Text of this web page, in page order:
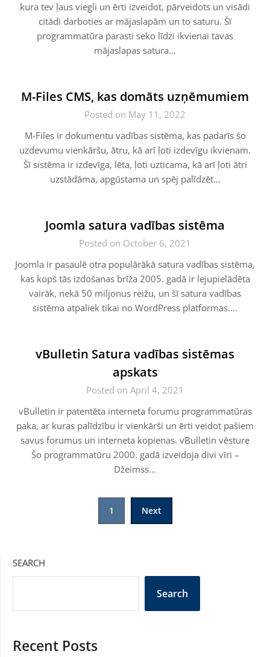
kura tev ļaus viegli un ērti izveidot, pārveidots un visādi
citādi darboties ar mājaslapām un to saturu. Šī
programmatūra parasti seko līdzi ikvienai tavas
mājaslapas satura…
M-Files CMS, kas domāts uzņēmumiem
Posted on May 11, 2022
M-Files ir dokumentu vadības sistēma, kas padarīs šo
uzdevumu vienkāršu, ātru, kā arī ļoti izdevīgu ikvienam.
Šī sistēma ir izdevīga, lēta, ļoti uzticama, kā arī ļoti ātri
uzstādāma, apgūstama un spēj palīdzēt…
Joomla satura vadības sistēma
Posted on October 6, 2021
Joomla ir pasaulē otra populārākā satura vadības sistēma,
kas kopš tās izdošanas brīža 2005. gadā ir lejupielādēta
vairāk, nekā 50 miljonus reižu, un šī satura vadības
sistēma atpaliek tikai no WordPress platformas….
vBulletin Satura vadības sistēmas
apskats
Posted on April 4, 2021
vBulletin ir patentēta interneta forumu programmatūras
paka, ar kuras palīdzību ir vienkārši un ērti veidot pašiem
savus forumus un interneta kopienas. vBulletin vēsture
Šo programmatūru 2000. gadā izveidoja divi vīri –
Džeimss…
1 Next
SEARCH
Search
Recent Posts